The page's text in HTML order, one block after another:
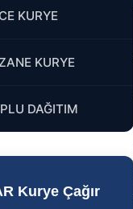
KURYE
KURYE
DAĞITIM
Kurye Çağır